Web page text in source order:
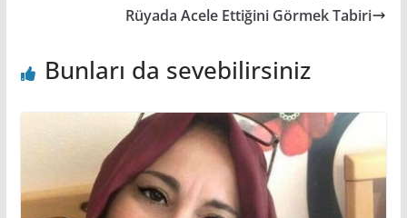
Rüyada Acele Ettiğini Görmek Tabiri
Bunları da sevebilirsiniz